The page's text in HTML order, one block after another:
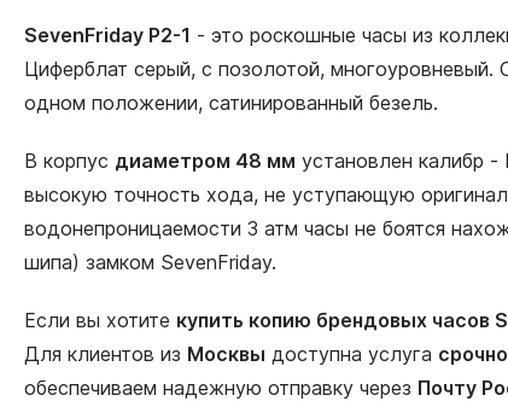
SevenFriday P2-1 - это роскошные часы из
Циферблат серый, с позолотой,
одном положении, сатинированный безель.
В корпус диаметром 48 мм установлен калибр
высокую точность хода, не уступающую
водонепроницаемости 3 атм часы не боятся
шипа) замком SevenFriday.
Если вы хотите купить копию брендовых часов
Для клиентов из Москвы доступна услуга
обеспечиваем надежную отправку через Почту